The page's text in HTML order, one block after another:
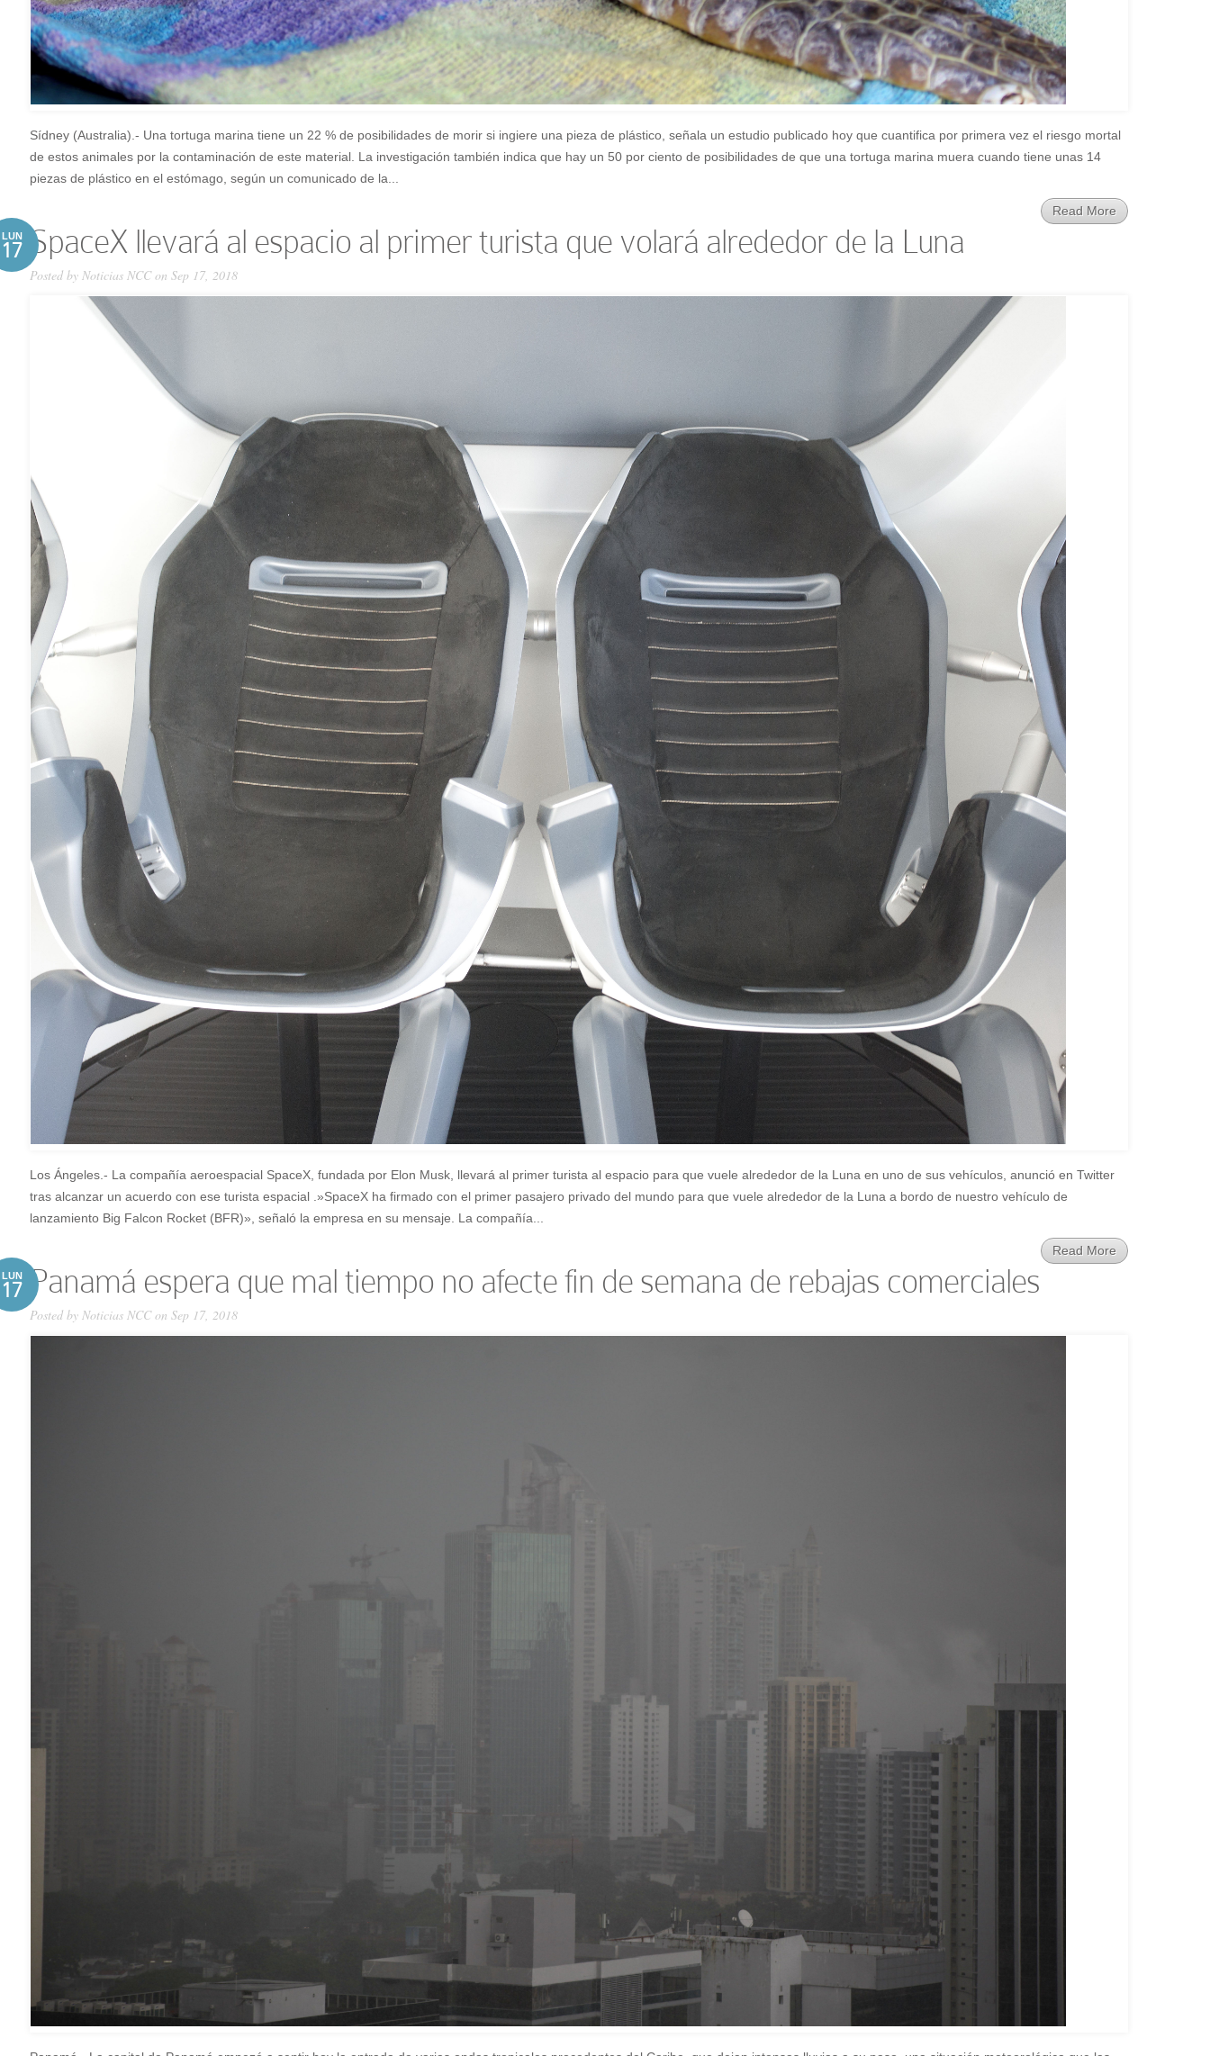
Sídney (Australia).- Una tortuga marina tiene un 22 % de posibilidades de morir si ingiere una pieza de plástico, señala un estudio publicado hoy que cuantifica por primera vez el riesgo mortal
de estos animales por la contaminación de este material. La investigación también indica que hay un 50 por ciento de posibilidades de que una tortuga marina muera cuando tiene unas 14
piezas de plástico en el estómago, según un comunicado de la...
Read More
LUN
17 SpaceX llevará al espacio al primer turista que volará alrededor de la Luna
Posted by Noticias NCCon Sep 17, 2018
Los Ángeles.- La compañía aeroespacial SpaceX, fundada por Elon Musk, llevará al primer turista al espacio para que vuele alrededor de la Luna en uno de sus vehículos, anunció en Twitter
tras alcanzar un acuerdo con ese turista espacial .»SpaceX ha firmado con el primer pasajero privado del mundo para que vuele alrededor de la Luna a bordo de nuestro vehículo de
lanzamiento Big Falcon Rocket (BFR)», señaló la empresa en su mensaje. La compañía...
Read More
LUN
17 Panamá espera que mal tiempo no afecte fin de semana de rebajas comerciales
Posted by Noticias NCCon Sep 17, 2018